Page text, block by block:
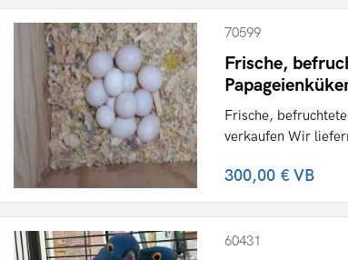
70599
Frische,
Frische,
verkaufen Wir
300,00 €VB
60431